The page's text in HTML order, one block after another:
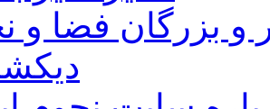
و بزرگان فضا و